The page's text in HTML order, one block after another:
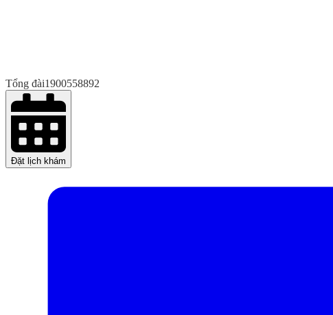
Tổng đài1900558892
Đặt lịch khám